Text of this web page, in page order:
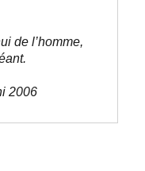
de l’homme,
2006